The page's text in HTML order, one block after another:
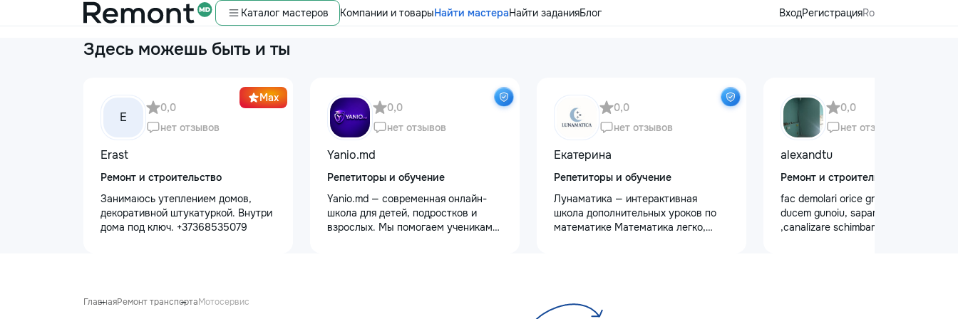
Каталог мастеров Компании и товарыНайти мастераНайти заданияБлог ВходРегистрацияRo
Здесь можешь быть и ты
Max
E
0,0
нет отзывов
Erast
Ремонт и строительство
Занимаюсь утеплением домов,
декоративной штукатуркой. Внутри
дома под ключ. +37368535079
0,0
нет отзывов
Yanio.md
Репетиторы и обучение
Yanio.md — современная онлайн-
школа для детей, подростков и
взрослых. Мы помогаем ученикам
0,0
нет отзывов
Екатерина
Репетиторы и обучение
Лунаматика — интерактивная
школа дополнительных уроков по
математике Математика легко,
Занятия 2 раза в неделю - Онлайн и
0,0
нет отзывов
alexandtu
Ремонт и строительство
fac demolari orice greutate de lucru si
ducem gunoiu, sapam gropi
,canalizare schimbam trubele.Montam
ГлавнаяРемонт транспортаМотосервис